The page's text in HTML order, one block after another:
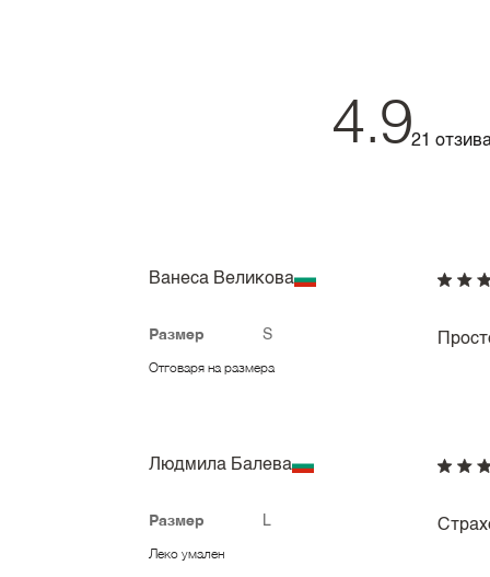
4.921
Ванеса Великова
Размер S
Отговаря на размера
Людмила Балева
Размер L
Леко умален